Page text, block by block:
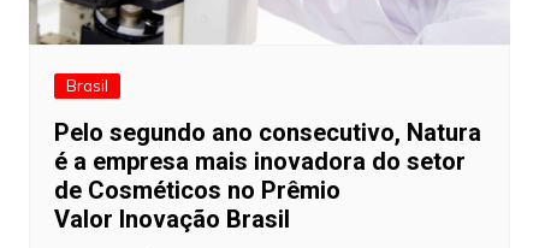
Brasil
Pelo segundo ano consecutivo, Natura
é a empresa mais inovadora do setor
de Cosméticos no Prêmio
Valor Inovação Brasil